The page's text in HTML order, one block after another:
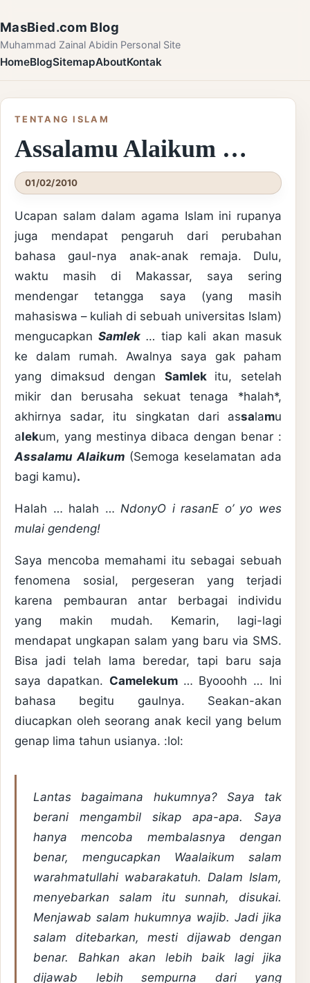
MasBied.com Blog
Muhammad Zainal Abidin Personal Site
HomeBlogSitemapAboutKontak
TENTANG ISLAM
Assalamu Alaikum …
01/02/2010
Ucapan salam dalam agama Islam ini rupanya
juga mendapat pengaruh dari perubahan
bahasa gaul-nya anak-anak remaja. Dulu,
waktu masih di Makassar, saya sering
mendengar tetangga saya (yang masih
mahasiswa – kuliah di sebuah universitas Islam)
mengucapkanSamlek … tiap kali akan masuk
ke dalam rumah. Awalnya saya gak paham
yang dimaksud dengan Samlek itu, setelah
mikir dan berusaha sekuat tenaga *halah*,
akhirnya sadar, itu singkatan dari assalamu
alekum, yang mestinya dibaca dengan benar :
Assalamu Alaikum (Semoga keselamatan ada
bagi kamu).
Halah … halah … NdonyO i rasanE o’ yo wes
mulai gendeng!
Saya mencoba memahami itu sebagai sebuah
fenomena sosial, pergeseran yang terjadi
karena pembauran antar berbagai individu
yang makin mudah. Kemarin, lagi-lagi
mendapat ungkapan salam yang baru via SMS.
Bisa jadi telah lama beredar, tapi baru saja
saya dapatkan. Camelekum … Byooohh … Ini
bahasa begitu gaulnya. Seakan-akan
diucapkan oleh seorang anak kecil yang belum
genap lima tahun usianya. :lol:
Lantas bagaimana hukumnya? Saya tak
berani mengambil sikap apa-apa. Saya
hanya mencoba membalasnya dengan
benar, mengucapkan Waalaikum salam
warahmatullahi wabarakatuh. Dalam Islam,
menyebarkan salam itu sunnah, disukai.
Menjawab salam hukumnya wajib. Jadi jika
salam ditebarkan, mesti dijawab dengan
benar. Bahkan akan lebih baik lagi jika
dijawab lebih sempurna dari yang